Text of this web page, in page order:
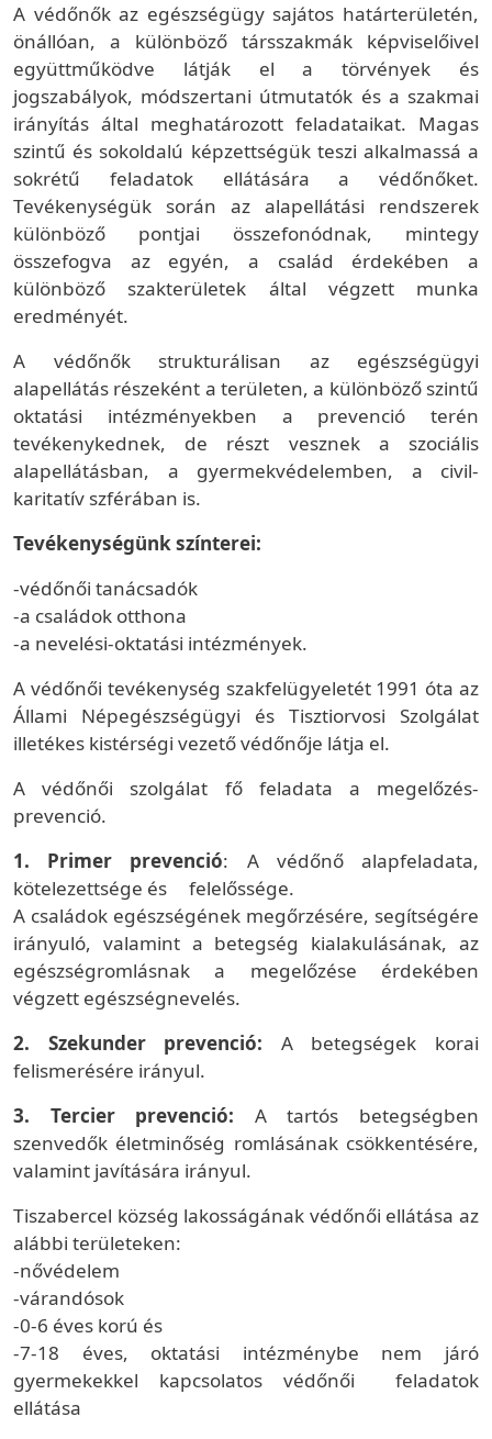
A védőnők az egészségügy sajátos határterületén,
önállóan, a különböző társszakmák képviselőivel
együttműködve látják el a törvények és
jogszabályok, módszertani útmutatók és a szakmai
irányítás által meghatározott feladataikat. Magas
szintű és sokoldalú képzettségük teszi alkalmassá a
sokrétű feladatok ellátására a védőnőket.
Tevékenységük során az alapellátási rendszerek
különböző pontjai összefonódnak, mintegy
összefogva az egyén, a család érdekében a
különböző szakterületek által végzett munka
eredményét.
A védőnők strukturálisan az egészségügyi
alapellátás részeként a területen, a különböző szintű
oktatási intézményekben a prevenció terén
tevékenykednek, de részt vesznek a szociális
alapellátásban, a gyermekvédelemben, a civil-
karitatív szférában is.
Tevékenységünk színterei:
-védőnői tanácsadók
-a családok otthona
-a nevelési-oktatási intézmények.
A védőnői tevékenység szakfelügyeletét 1991 óta az
Állami Népegészségügyi és Tisztiorvosi Szolgálat
illetékes kistérségi vezető védőnője látja el.
A védőnői szolgálat fő feladata a megelőzés-
prevenció.
1. Primer prevenció: A védőnő alapfeladata,
kötelezettsége és felelőssége.
A családok egészségének megőrzésére, segítségére
irányuló, valamint a betegség kialakulásának, az
egészségromlásnak a megelőzése érdekében
végzett egészségnevelés.
2. Szekunder prevenció: A betegségek korai
felismerésére irányul.
3. Tercier prevenció: A tartós betegségben
szenvedők életminőség romlásának csökkentésére,
valamint javítására irányul.
Tiszabercel község lakosságának védőnői ellátása az
alábbi területeken:
-nővédelem
-várandósok
-0-6 éves korú és
-7-18 éves, oktatási intézménybe nem járó
gyermekekkel kapcsolatos védőnői feladatok
ellátása